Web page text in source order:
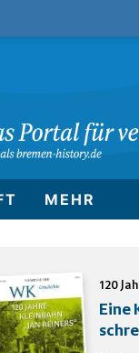
MEHR
120
Eine